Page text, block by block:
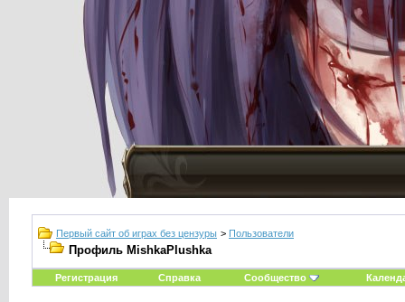
Первый сайт об играх без цензуры > Пользователи
Профиль MishkaPlushka
Регистрация Справка Сообщество